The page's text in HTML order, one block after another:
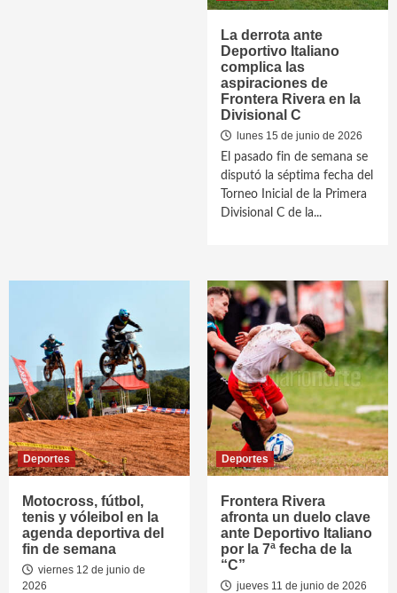
La derrota ante
Deportivo Italiano
complica las
aspiraciones de
Frontera Rivera en la
Divisional C
lunes 15 de junio de 2026
El pasado fin de semana se
disputó la séptima fecha del
Torneo Inicial de la Primera
Divisional C de la...
Deportes
Motocross, fútbol,
tenis y vóleibol en la
agenda deportiva del
fin de semana
viernes 12 de junio de
2026
Deportes
Frontera Rivera
afronta un duelo clave
ante Deportivo Italiano
por la 7ª fecha de la
“C”
jueves 11 de junio de 2026